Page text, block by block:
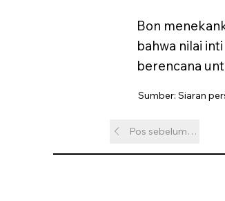
Bon
bahwa nilai
berencana
Sumber: Siaran
Pos sebelumnya